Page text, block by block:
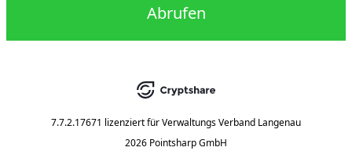
Abrufen
7.7.2.17671 lizenziert fürVerwaltungs Verband Langenau
2026 Pointsharp GmbH